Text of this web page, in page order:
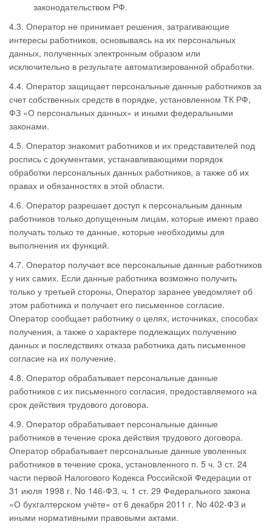
законодательством РФ.
4.3. Оператор не принимает решения, затрагивающие
интересы работников, основываясь на их персональных
данных, полученных электронным образом или
исключительно в результате автоматизированной обработки.
4.4. Оператор защищает персональные данные работников за
счет собственных средств в порядке, установленном ТК РФ,
ФЗ «О персональных данных» и иными федеральными
законами.
4.5. Оператор знакомит работников и их представителей под
роспись с документами, устанавливающими порядок
обработки персональных данных работников, а также об их
правах и обязанностях в этой области.
4.6. Оператор разрешает доступ к персональным данным
работников только допущенным лицам, которые имеют право
получать только те данные, которые необходимы для
выполнения их функций.
4.7. Оператор получает все персональные данные работников
у них самих. Если данные работника возможно получить
только у третьей стороны, Оператор заранее уведомляет об
этом работника и получает его письменное согласие.
Оператор сообщает работнику о целях, источниках, способах
получения, а также о характере подлежащих получению
данных и последствиях отказа работника дать письменное
согласие на их получение.
4.8. Оператор обрабатывает персональные данные
работников с их письменного согласия, предоставляемого на
срок действия трудового договора.
4.9. Оператор обрабатывает персональные данные
работников в течение срока действия трудового договора.
Оператор обрабатывает персональные данные уволенных
работников в течение срока, установленного п. 5 ч. 3 ст. 24
части первой Налогового Кодекса Российской Федерации от
31 июля 1998 г. No 146-ФЗ, ч. 1 ст. 29 Федерального закона
«О бухгалтерском учёте» от 6 декабря 2011 г. No 402-ФЗ и
иными нормативными правовыми актами.